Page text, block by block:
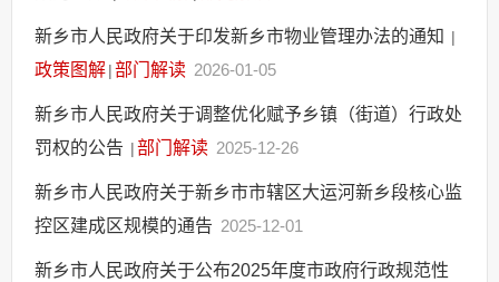
新乡市人民政府关于印发新乡市物业管理办法的通知 |
政策图解|部门解读 2026-01-05
新乡市人民政府关于调整优化赋予乡镇（街道）行政处
罚权的公告 |部门解读 2025-12-26
新乡市人民政府关于新乡市市辖区大运河新乡段核心监
控区建成区规模的通告 2025-12-01
新乡市人民政府关于公布2025年度市政府行政规范性